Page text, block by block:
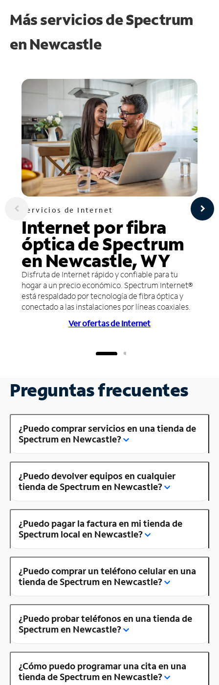
Más servicios de Spectrum
en Newcastle
Servicios de Internet
Internet por fibra
óptica de Spectrum
en Newcastle, WY
Disfruta de Internet rápido y confiable para tu
hogar a un precio económico. Spectrum Internet®
está respaldado por tecnología de fibra óptica y
conectado a las instalaciones por líneas coaxiales.
Ver ofertas de Internet
Preguntas frecuentes
¿Puedo comprar servicios en una tienda de
Spectrum en Newcastle?
¿Puedo devolver equipos en cualquier
tienda de Spectrum en Newcastle?
¿Puedo pagar la factura en mi tienda de
Spectrum local en Newcastle?
¿Puedo comprar un teléfono celular en una
tienda de Spectrum en Newcastle?
¿Puedo probar teléfonos en una tienda de
Spectrum en Newcastle?
¿Cómo puedo programar una cita en una
tienda de Spectrum en Newcastle?